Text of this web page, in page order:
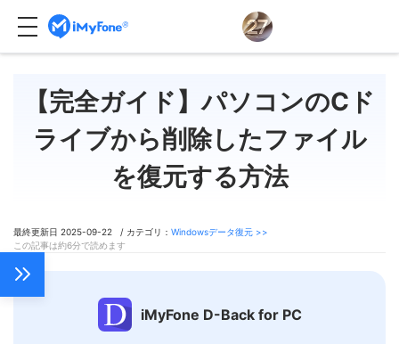
【完全ガイド】パソコンのCド
ライブから削除したファイル
を復元する方法
最終更新日 2025-09-22 / カテゴリ： Windowsデータ復元 >>
この記事は約6分で読めます
iMyFone D-Back for PC